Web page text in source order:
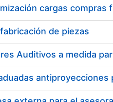
cargas compras
de piezas